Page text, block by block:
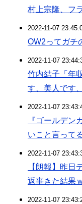
村上宗隆、フ
2022-11-07
OW2ってガチ
2022-11-07
竹内結子「年
す、美人です
2022-11-07
『ゴールデン
いこと言って
2022-11-07
【朗報】昨日
返事きた結果
2022-11-07